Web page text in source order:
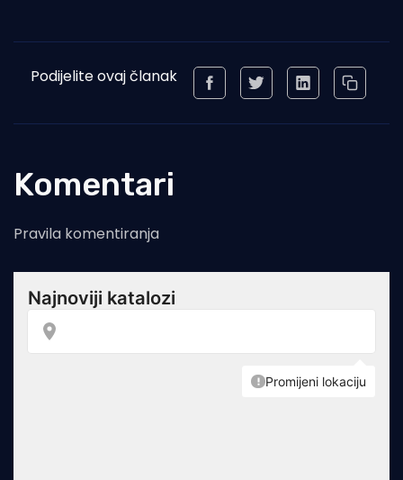
Podijelite ovaj članak
Komentari
Pravila komentiranja